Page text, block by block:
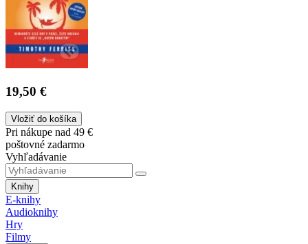
19,50 €
Vložiť do košíka
Pri nákupe nad 49 €
poštovné zadarmo
Vyhľadávanie
Knihy
E-knihy
Audioknihy
Hry
Filmy